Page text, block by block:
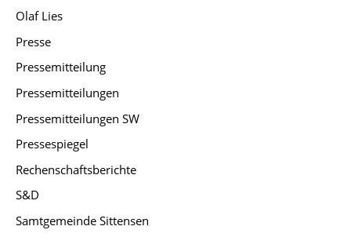
Olaf Lies
Presse
Pressemitteilung
Pressemitteilungen
Pressemitteilungen SW
Pressespiegel
Rechenschaftsberichte
S&D
Samtgemeinde Sittensen